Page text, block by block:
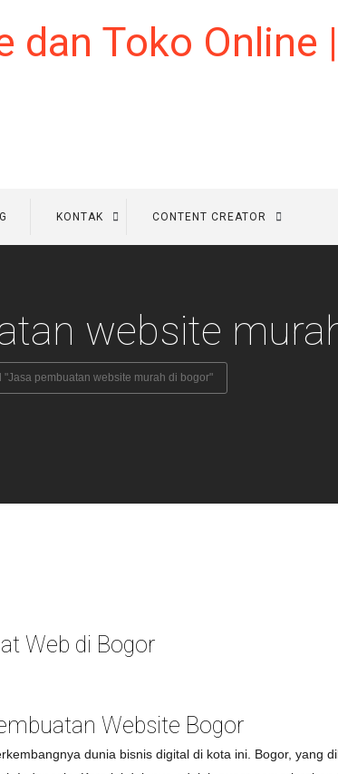
KONTAK CONTENT CREATOR
website
"Jasa pembuatan website murah di bogor"
Web di Bogor
Website Bogor
dunia bisnis digital di kota ini. Bogor, yang